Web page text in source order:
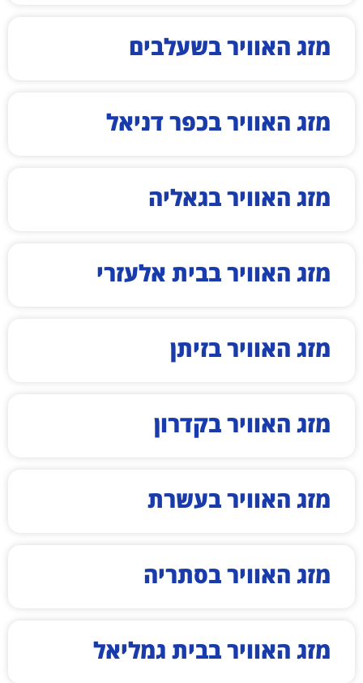
מזג האוויר בשעלבים
מזג האוויר בכפר דניאל
מזג האוויר בגאליה
מזג האוויר בבית אלעזרי
מזג האוויר בזיתן
מזג האוויר בקדרון
מזג האוויר בעשרת
מזג האוויר בסתריה
מזג האוויר בבית גמליאל